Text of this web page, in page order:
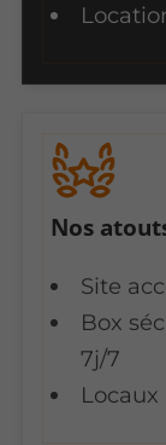
Nos
Site
Box
7j/7
Locaux